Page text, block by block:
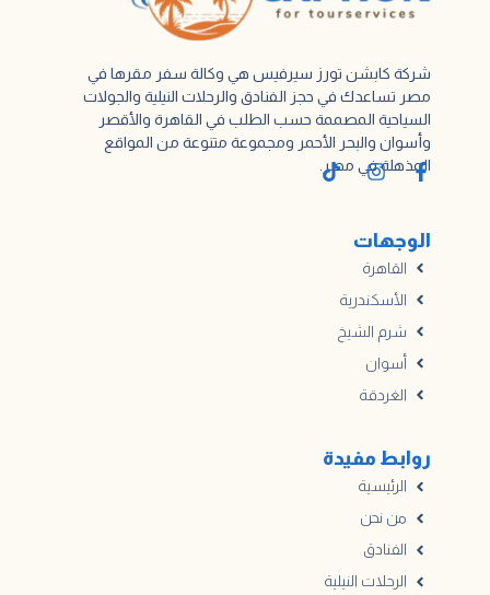
شركة كابشن تورز سيرفيس هي وكالة سفر مقرها في
مصر تساعدك في حجز الفنادق والرحلات النيلية والجولات
السياحية المصممة حسب الطلب في القاهرة والأقصر
وأسوان والبحر الأحمر ومجموعة متنوعة من المواقع
المذهلة في مصر.
روابط مفيدة
الرئيسية
من نحن
الفنادق
الرحلات النيلية
الوجهات
القاهرة
الأسكندرية
شرم الشيخ
أسوان
الغردقة